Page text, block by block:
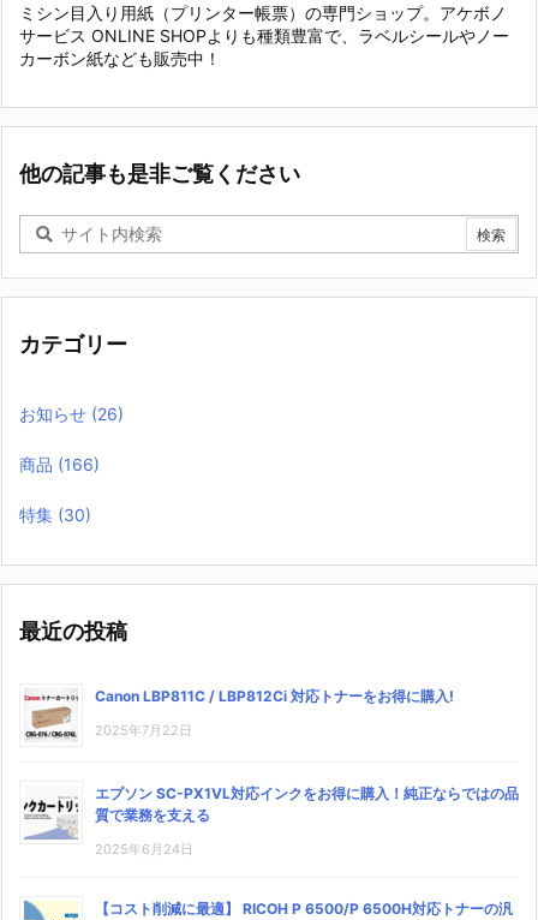
ミシン目入り用紙（プリンター帳票）の専門ショップ。アケボノ
サービス ONLINE SHOPよりも種類豊富で、ラベルシールやノー
カーボン紙なども販売中！
他の記事も是非ご覧ください
カテゴリー
お知らせ (26)
商品 (166)
特集 (30)
最近の投稿
Canon LBP811C / LBP812Ci 対応トナーをお得に購入!
2025年7月22日
エプソン SC-PX1VL対応インクをお得に購入！純正ならではの品
質で業務を支える
2025年6月24日
【コスト削減に最適】 RICOH P 6500/P 6500H対応トナーの汎